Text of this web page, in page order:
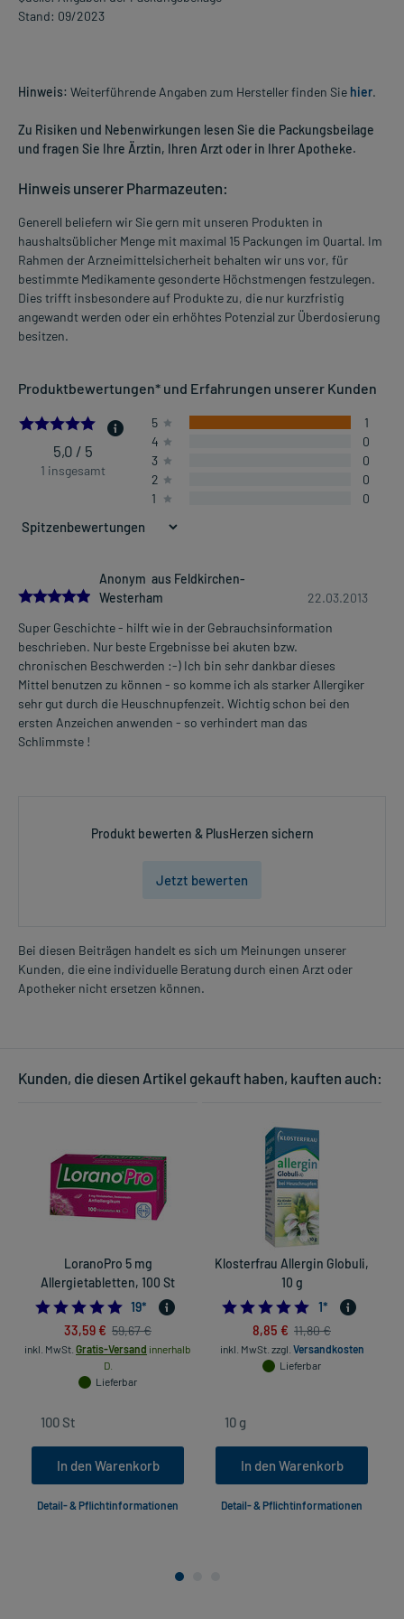
Stand: 09/2023
Hinweis: Weiterführende Angaben zum Hersteller finden Sie hier.
Zu Risiken und Nebenwirkungen lesen Sie die Packungsbeilage
und fragen Sie Ihre Ärztin, Ihren Arzt oder in Ihrer Apotheke.
Hinweis unserer Pharmazeuten:
Generell beliefern wir Sie gern mit unseren Produkten in
haushaltsüblicher Menge mit maximal 15 Packungen im Quartal. Im
Rahmen der Arzneimittelsicherheit behalten wir uns vor, für
bestimmte Medikamente gesonderte Höchstmengen festzulegen.
Dies trifft insbesondere auf Produkte zu, die nur kurzfristig
angewandt werden oder ein erhöhtes Potenzial zur Überdosierung
besitzen.
Produktbewertungen* und Erfahrungen unserer Kunden
5.0
5,0 / 5
1 insgesamt
5
1
4
0
3
0
2
0
1
0
5.0
Anonym aus Feldkirchen-
Westerham
22.03.2013
Super Geschichte - hilft wie in der Gebrauchsinformation
beschrieben. Nur beste Ergebnisse bei akuten bzw.
chronischen Beschwerden :-) Ich bin sehr dankbar dieses
Mittel benutzen zu können - so komme ich als starker Allergiker
sehr gut durch die Heuschnupfenzeit. Wichtig schon bei den
ersten Anzeichen anwenden - so verhindert man das
Schlimmste !
Produkt bewerten & PlusHerzen sichern
Jetzt bewerten
Bei diesen Beiträgen handelt es sich um Meinungen unserer
Kunden, die eine individuelle Beratung durch einen Arzt oder
Apotheker nicht ersetzen können.
Kunden, die diesen Artikel gekauft haben, kauften auch:
LoranoPro 5 mg
Allergietabletten, 100 St
4.947368421052632
19*
33,59 € 59,67 €
inkl. MwSt. Gratis-Versand innerhalb
D.
Lieferbar
In den Warenkorb
Detail- & Pflichtinformationen
Klosterfrau Allergin Globuli,
10 g
5.0
1*
8,85 € 11,80 €
inkl. MwSt. zzgl. Versandkosten
Lieferbar
In den Warenkorb
Detail- & Pflichtinformationen